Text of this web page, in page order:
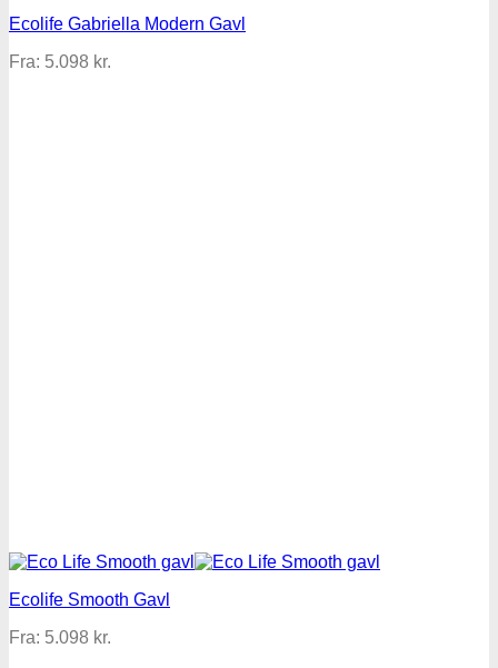
Ecolife Gabriella Modern Gavl
Fra: 5.098 kr.
Ecolife Smooth Gavl
Fra: 5.098 kr.